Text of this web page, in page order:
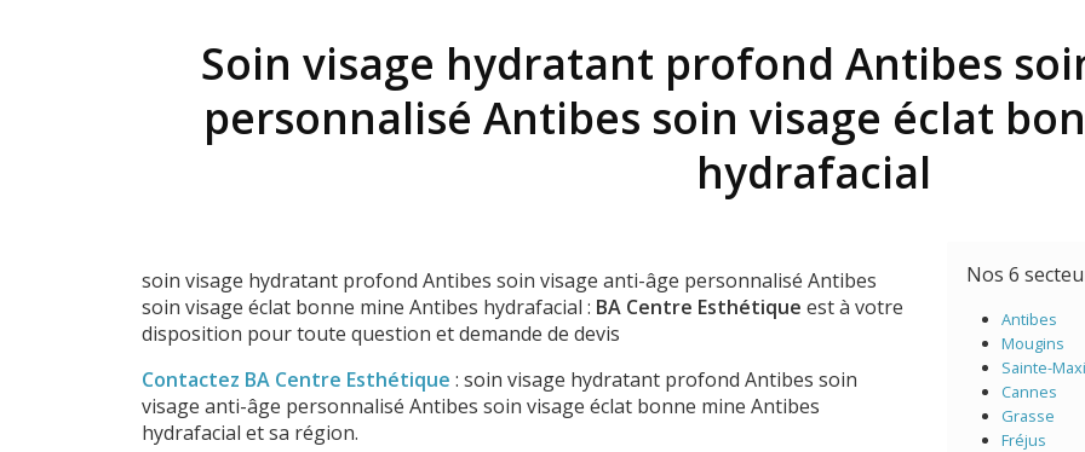
Soin visage hydratant profond Antibes
personnalisé Antibes soin visage éclat
hydrafacial
soin visage hydratant profond Antibes soin visage anti-âge personnalisé Antibes
soin visage éclat bonne mine Antibes hydrafacial : BA Centre Esthétique est à votre
disposition pour toute question et demande de devis
Contactez BA Centre Esthétique : soin visage hydratant profond Antibes soin
visage anti-âge personnalisé Antibes soin visage éclat bonne mine Antibes
hydrafacial et sa région.
Nos 6
Antibes
Mougins
Sainte-
Cannes
Grasse
Fréjus